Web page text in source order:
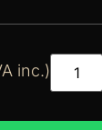
inc.)